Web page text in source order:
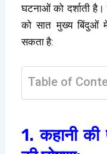
घटनाओं को दर्शाती
को सात मुख्य बिंदुओं
सकता है:
Table of
1. कहानी